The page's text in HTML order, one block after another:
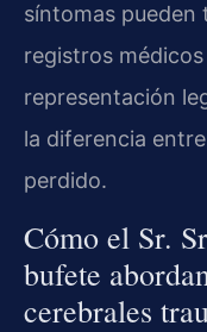
síntomas pueden
registros
representación
la diferencia
perdido.
Cómo el Sr.
bufete
cerebrales